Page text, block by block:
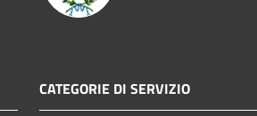
CATEGORIE DI SERVIZIO